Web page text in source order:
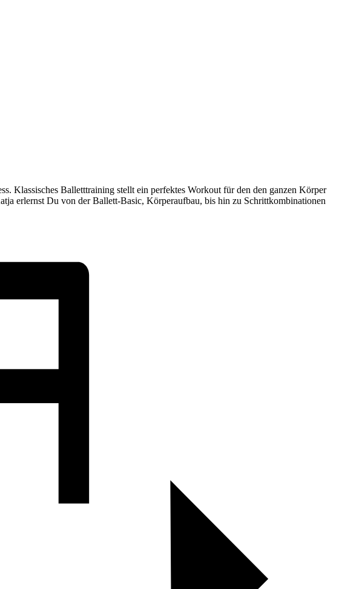
Klassisches Balletttraining stellt ein perfektes Workout für den den ganzen Körper
erlernst Du von der Ballett-Basic, Körperaufbau, bis hin zu Schrittkombinationen